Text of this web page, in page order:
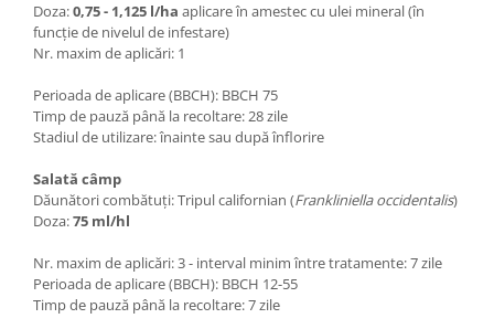
Doza:0,75 - 1,125 l/ha aplicare în amestec cu ulei mineral (în
funcție de nivelul de infestare)
Nr. maxim de aplicări: 1
Perioada de aplicare (BBCH): BBCH 75
Timp de pauză până la recoltare: 28 zile
Stadiul de utilizare: înainte sau după înflorire
Salată câmp
Dăunători combătuți: Tripul californian (Frankliniella occidentalis)
Doza:75 ml/hl
Nr. maxim de aplicări: 3 - interval minim între tratamente: 7 zile
Perioada de aplicare (BBCH): BBCH 12-55
Timp de pauză până la recoltare: 7 zile